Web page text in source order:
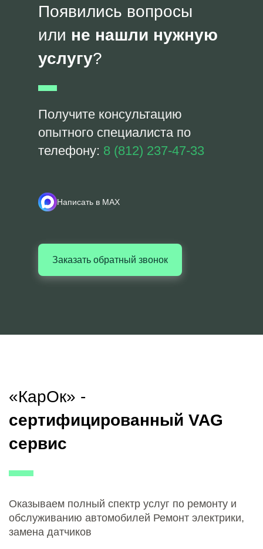
Появились вопросы
или не нашли нужную
услугу?
Получите консультацию
опытного специалиста по
телефону: 8 (812) 237-47-33
Написать в MAX
Заказать обратный звонок
«КарОк» -
сертифицированный VAG
сервис
Оказываем полный спектр услуг по ремонту и
обслуживанию автомобилей Ремонт электрики,
замена датчиков